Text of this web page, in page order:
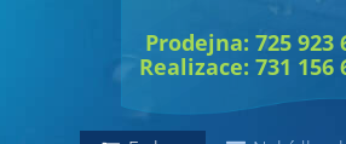
Prodejna: 725 923
Realizace: 731 156